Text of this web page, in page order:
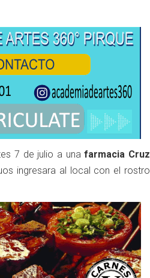
7 de julio a unafarmacia Cruz
ingresara al local con el rostro